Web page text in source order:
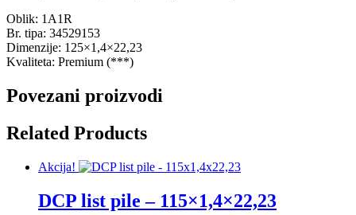
Oblik: 1A1R
Br. tipa: 34529153
Dimenzije: 125×1,4×22,23
Kvaliteta: Premium (***)
Povezani proizvodi
Related Products
Akcija!
DCP list pile – 115×1,4×22,23